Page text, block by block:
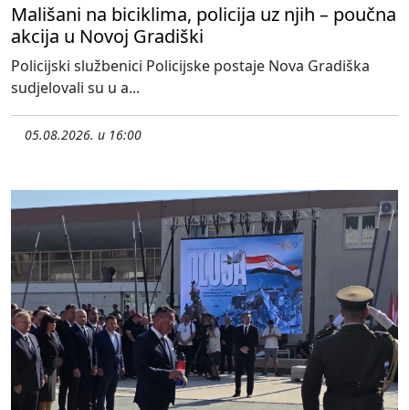
Mališani na biciklima, policija uz njih – poučna
akcija u Novoj Gradiški
Policijski službenici Policijske postaje Nova Gradiška
sudjelovali su u a...
05.08.2026. u 16:00